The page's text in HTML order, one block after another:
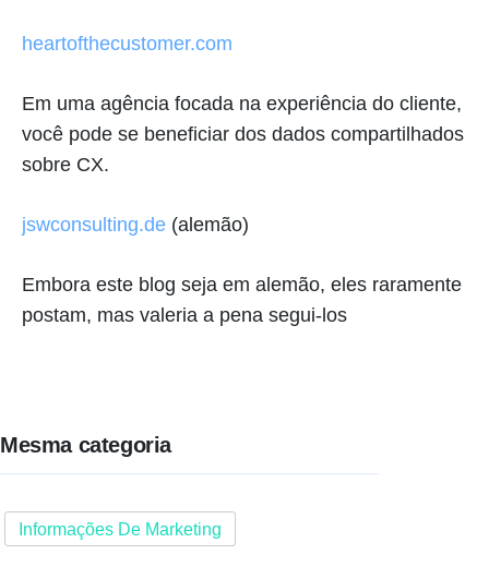
heartofthecustomer.com
Em uma agência focada na experiência do cliente,
você pode se beneficiar dos dados compartilhados
sobre CX.
jswconsulting.de (alemão)
Embora este blog seja em alemão, eles raramente
postam, mas valeria a pena segui-los
Mesma categoria
Informações De Marketing